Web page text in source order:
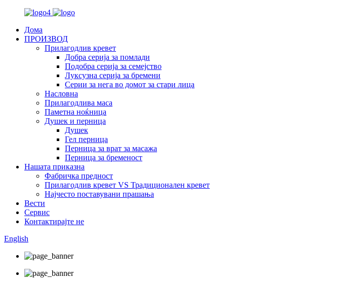
Дома
ПРОИЗВОД
Прилагодлив кревет
Добра серија за помлади
Подобра серија за семејство
Луксузна серија за бремени
Серии за нега во домот за стари лица
Насловна
Прилагодлива маса
Паметна ноќница
Душек и перница
Душек
Гел перница
Перница за врат за масажа
Перница за бременост
Нашата приказна
Фабричка предност
Прилагодлив кревет VS Традиционален кревет
Најчесто поставувани прашања
Вести
Сервис
Контактирајте не
English